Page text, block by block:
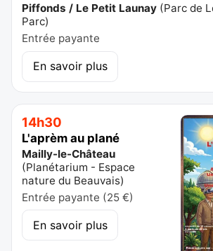
Piffonds / Le Petit Launay (Parc de
Parc)
Entrée payante
En savoir plus
14h30
L'aprèm au plané
Mailly-le-Château
(Planétarium - Espace
nature du Beauvais)
Entrée payante (25 €)
En savoir plus